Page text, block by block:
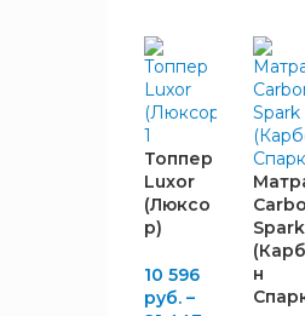
ВЫСОТА,
Топпер
Luxor
(Люксо
р)
10 596
руб. –
Spark
н